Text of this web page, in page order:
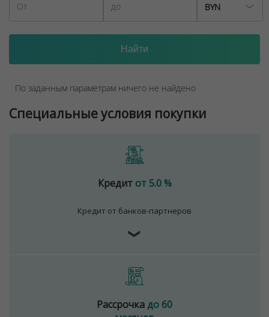
BYN
По заданным параметрам ничего не найдено
Специальные условия покупки
Кредит от 5.0 %
Кредит от банков-партнеров
❯
Рассрочкадо 60